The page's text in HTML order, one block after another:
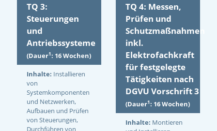
TQ 3:
Steuerungen
und
Antriebssysteme
(Dauer1: 16 Wochen)
Inhalte: Installieren
von
Systemkomponenten
und Netzwerken,
Aufbauen und Prüfen
von Steuerungen,
Durchführen von
TQ 4: Messen,
Prüfen und
Schutzmaßnahmen
inkl.
Elektrofachkraft
für festgelegte
Tätigkeiten nach
DGVU Vorschrift 3
(Dauer1: 16 Wochen)
Inhalte: Montieren